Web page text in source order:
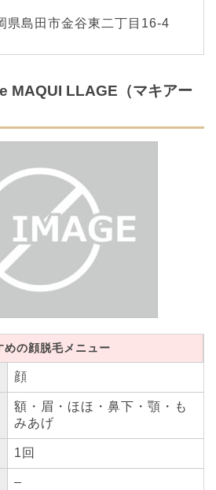
県島田市金谷東二丁目16-4
MAQUI LLAGE（マキアー
めの顔脱毛メニュー
顔
額・眉・ほほ・鼻下・顎・も
みあげ
1回
–